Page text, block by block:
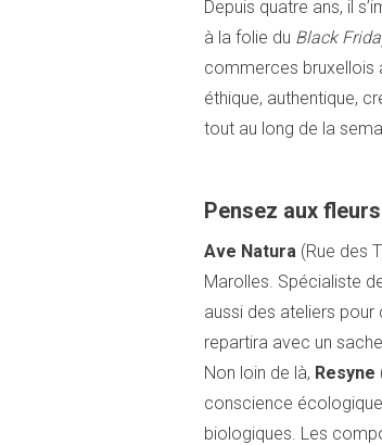
Depuis quatre ans, il
à la folie du Black
commerces bruxellois
éthique, authentique,
tout au long de la
Pensez aux
Ave Natura (Rue des
Marolles. Spécialiste
aussi des ateliers
repartira avec un
Non loin de là, Resyne
conscience
biologiques. Les